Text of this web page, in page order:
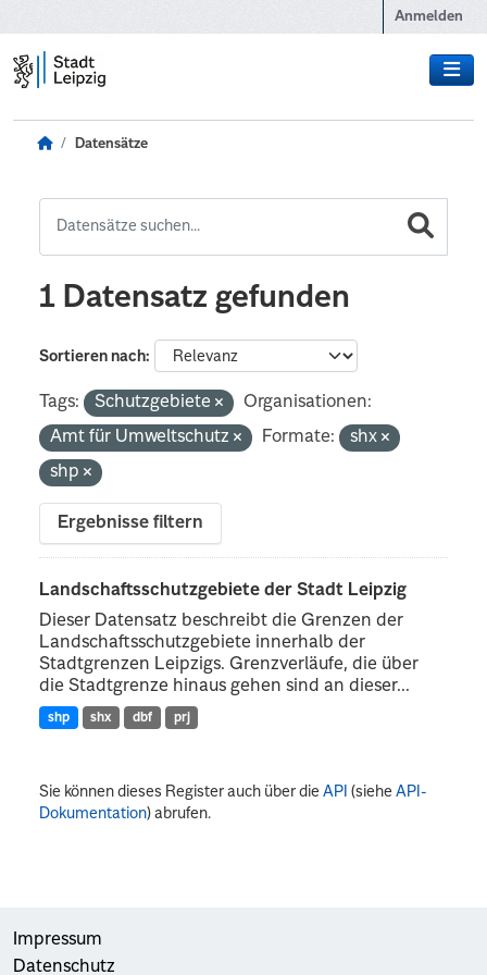
Anmelden
Datensätze
1 Datensatz gefunden
Sortieren nach
Tags: Schutzgebiete
Organisationen:
Amt für Umweltschutz
Formate:
shx
shp
Ergebnisse filtern
Landschaftsschutzgebiete der Stadt Leipzig
Dieser Datensatz beschreibt die Grenzen der
Landschaftsschutzgebiete innerhalb der
Stadtgrenzen Leipzigs. Grenzverläufe, die über
die Stadtgrenze hinaus gehen sind an dieser...
shp shx dbf prj
Sie können dieses Register auch über dieAPI (sieheAPI-
Dokumentation) abrufen.
Impressum
Datenschutz